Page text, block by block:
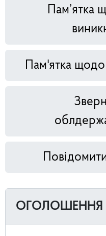
Пам’ятка
Пам'ятка щодо
ОГОЛОШЕННЯ